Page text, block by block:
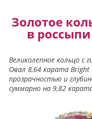
Золотое
в
Великолепное кольцо с
Овал 8,64 карата
прозрачностью и
суммарно на 9,82